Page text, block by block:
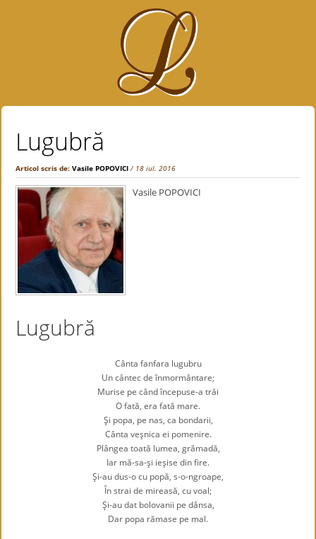
Lugubră
Articol scris de:Vasile POPOVICI / 18 iul. 2016
Vasile POPOVICI
Lugubră
Cânta fanfara lugubru
Un cântec de înmormântare;
Murise pe când începuse-a trăi
O fată, era fată mare.
Şi popa, pe nas, ca bondarii,
Cânta veşnica ei pomenire.
Plângea toată lumea, grămadă,
Iar mă-sa-şi ieşise din fire.
Şi-au dus-o cu popă, s-o-ngroape,
În strai de mireasă, cu voal;
Şi-au dat bolovanii pe dânsa,
Dar popa rămase pe mal.